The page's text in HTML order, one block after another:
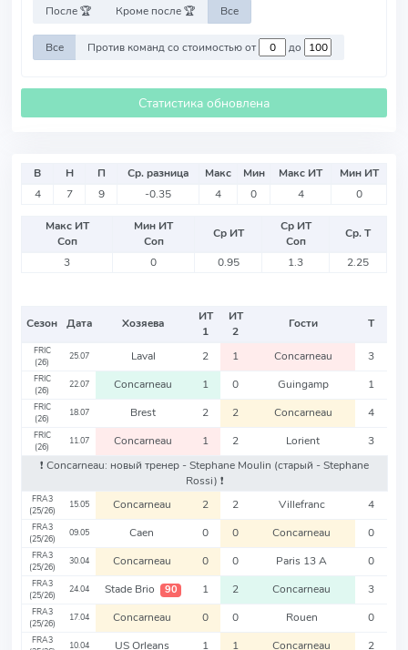
После 🏆 Кроме после 🏆 Все
Все Против команд со стоимостью от до
Статистика обновлена
В Н П Ср. разница Макс Мин Макс ИТ
Мин ИТ
4
7 9 -0.35 4 0 4 0
Макс ИТ
Соп
Мин ИТ
Соп
Ср ИТ
Ср ИТ
Соп
Ср. Т
3
0 0.95 1.3 2.25
Сезон Дата Хозяева
ИТ
1
ИТ
2
Гости Т
FRIC
(26)
25.07 Laval 2 1 Concarneau 3
FRIC
(26)
22.07 Concarneau 1 0 Guingamp 1
FRIC
(26)
18.07 Brest 2 2 Concarneau 4
FRIC
(26)
11.07 Concarneau 1 2 Lorient
3
❗️ Concarneau: новый тренер - Stephane Moulin (старый - Stephane
Rossi) ❗️
FRA3
(25/26)
15.05 Concarneau 2 2 Villefranc 4
FRA3
(25/26)
09.05 Caen 0 0 Concarneau 0
FRA3
(25/26)
30.04 Concarneau 0 0 Paris 13 A 0
FRA3
(25/26)
24.04 Stade Brio 90 1 2 Concarneau 3
FRA3
(25/26)
17.04 Concarneau 0 0 Rouen 0
FRA3
10.04 US Orleans 1 1 Concarneau 2